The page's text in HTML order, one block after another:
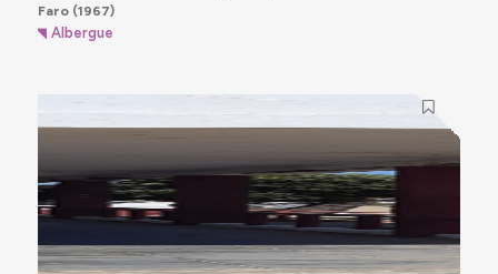
Faro(1967)
Albergue